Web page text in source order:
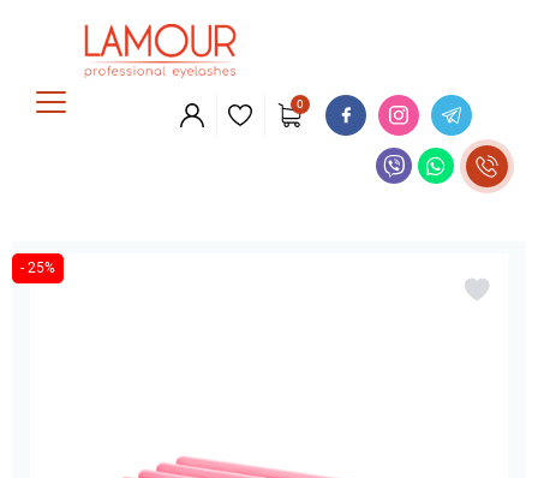
0
- 25%